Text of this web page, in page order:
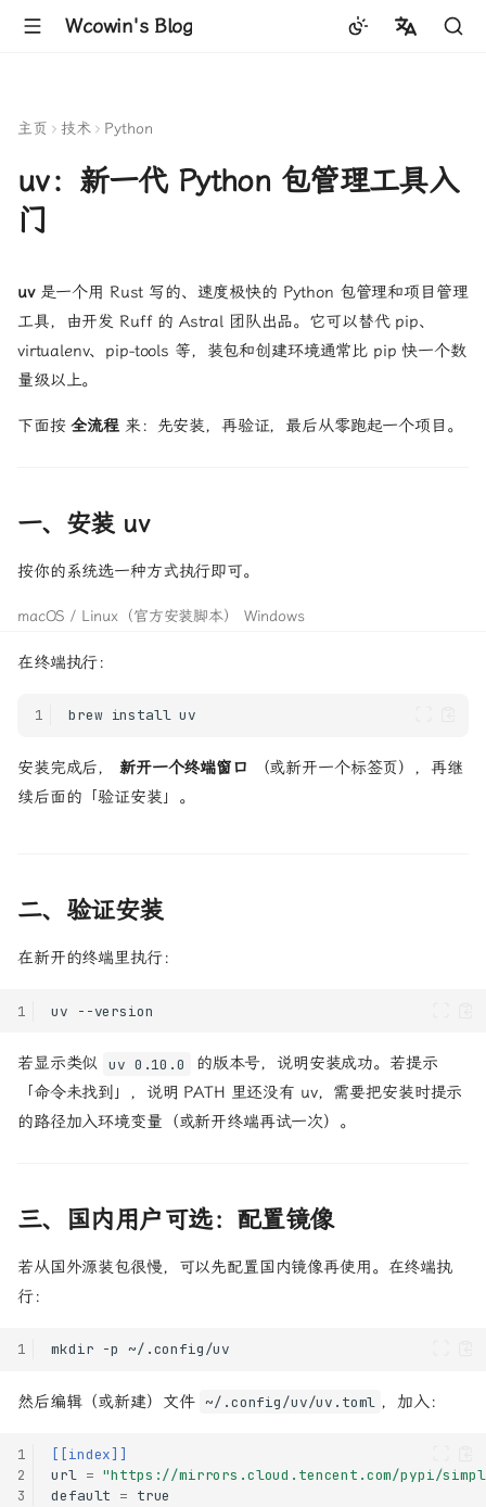
Wcowin's Blog
主页 技术 Python
uv：新一代 Python 包管理工具入
门
uv是一个用 Rust 写的、速度极快的 Python 包管理和项目管理
工具，由开发 Ruff 的 Astral 团队出品。它可以替代 pip、
virtualenv、pip-tools 等，装包和创建环境通常比 pip 快一个数
量级以上。
下面按全流程 来：先安装，再验证，最后从零跑起一个项目。
一、安装 uv
按你的系统选一种方式执行即可。
macOS / Linux（官方安装脚本） Windows
在终端执行：
1 brew install
安装完成后， 新开一个终端窗口
（或新开一个标签页），再继
续后面的「验证安装」。
二、验证安装
在新开的终端里执行：
1 uv
若显示类似 uv 0.10.0
的版本号，说明安装成功。若提示
「命令未找到」，说明 PATH 里还没有 uv，需要把安装时提示
的路径加入环境变量（或新开终端再试一次）。
三、国内用户可选：配置镜像
若从国外源装包很慢，可以先配置国内镜像再使用。在终端执
行：
1 mkdir -p
然后编辑（或新建）文件 ~/.config/uv/uv.toml ，加入：
1
2
3
[[index]]
url = "https://mirrors.cloud.tencent.com/pypi/
default = true